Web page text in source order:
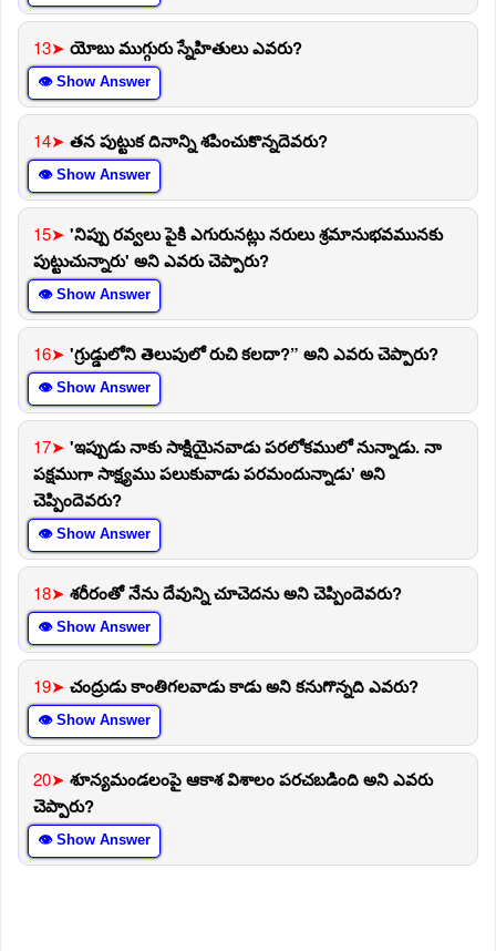
13➤ యోబు ముగ్గురు స్నేహితులు ఎవరు?
👁 Show Answer
14➤ తన పుట్టుక దినాన్ని శపించుకొన్నదెవరు?
👁 Show Answer
15➤ 'నిప్పు రవ్వలు పైకి ఎగురునట్లు నరులు శ్రమానుభవమునకు
పుట్టుచున్నారు' అని ఎవరు చెప్పారు?
👁 Show Answer
16➤ 'గ్రుడ్డులోని తెలుపులో రుచి కలదా?” అని ఎవరు చెప్పారు?
👁 Show Answer
17➤ 'ఇప్పుడు నాకు సాక్షియైనవాడు పరలోకములో నున్నాడు. నా
పక్షముగా సాక్ష్యము పలుకువాడు పరమందున్నాడు' అని
చెప్పిందెవరు?
👁 Show Answer
18➤ శరీరంతో నేను దేవున్ని చూచెదను అని చెప్పిందెవరు?
👁 Show Answer
19➤ చంద్రుడు కాంతిగలవాడు కాడు అని కనుగొన్నది ఎవరు?
👁 Show Answer
20➤ శూన్యమండలంపై ఆకాశ విశాలం పరచబడింది అని ఎవరు
చెప్పారు?
👁 Show Answer